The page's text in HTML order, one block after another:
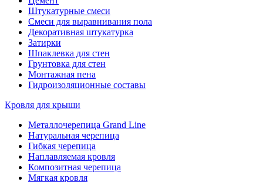
Штукатурные смеси
Смеси для выравнивания пола
Декоративная штукатурка
Затирки
Шпаклевка для стен
Грунтовка для стен
Монтажная пена
Гидроизоляционные составы
Кровля для крыши
Металлочерепица Grand Line
Натуральная черепица
Гибкая черепица
Наплавляемая кровля
Композитная черепица
Мягкая кровля